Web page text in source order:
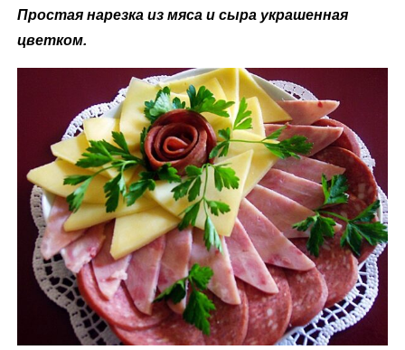
Простая нарезка из мяса и сыра украшенная
цветком.